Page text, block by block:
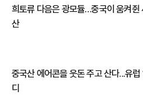
희토류 다음은 광모듈…중국이 움켜쥔
산
중국산 에어콘을 웃돈 주고 산다...유럽
디